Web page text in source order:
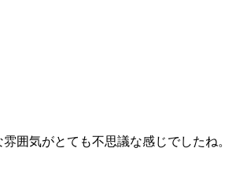
囲気がとても不思議な感じでしたね。